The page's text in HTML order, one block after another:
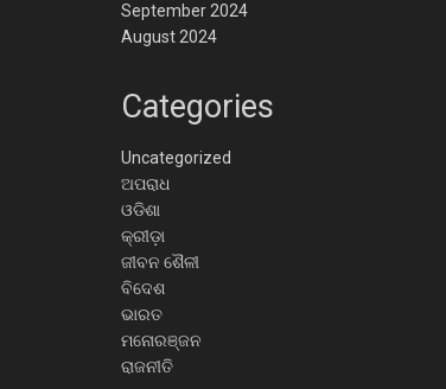
September 2024
August 2024
Categories
Uncategorized
ଅପରାଧ
ଓଡିଶା
କ୍ରୀଡ଼ା
ଜୀବନ ଶୈଳୀ
ବିଦେଶ
ଭାରତ
ମନୋରଞ୍ଜନ
ରାଜନୀତି